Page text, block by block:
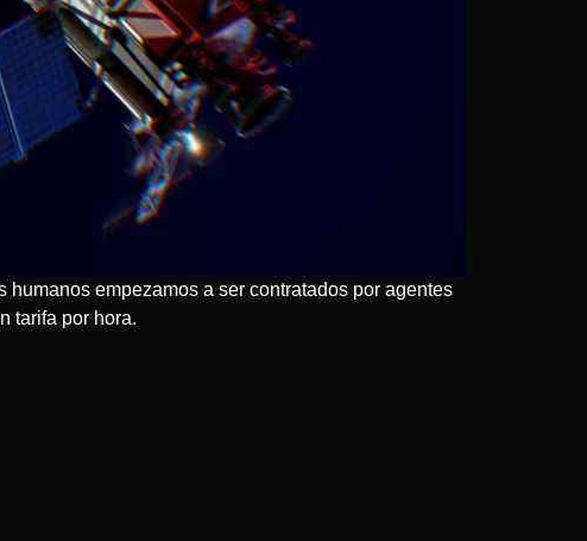
empezamos a ser contratados por agentes
tarifa por hora.